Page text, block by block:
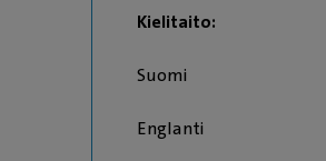
Kielitaito:
Suomi
Englanti